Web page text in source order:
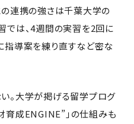
の連携の強さは千葉大学の
では、4週間の実習を2回に
指導案を練り直すなど密な
。大学が掲げる留学プログ
育成ENGINE”」の仕組みも